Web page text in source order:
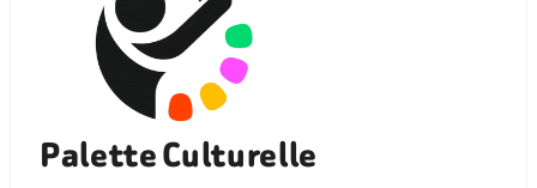
Palette Culturelle